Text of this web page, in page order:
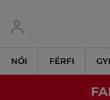
NŐI FÉRFI